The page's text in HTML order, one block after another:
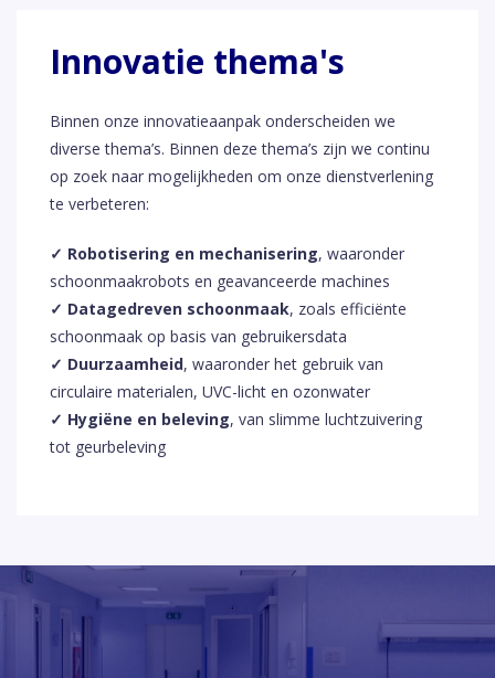
Innovatie thema's
Binnen onze innovatieaanpak onderscheiden we
diverse thema’s. Binnen deze thema’s zijn we continu
op zoek naar mogelijkheden om onze dienstverlening
te verbeteren:
✓ Robotisering en mechanisering, waaronder
schoonmaakrobots en geavanceerde machines
✓ Datagedreven schoonmaak, zoals efficiënte
schoonmaak op basis van gebruikersdata
✓ Duurzaamheid, waaronder het gebruik van
circulaire materialen, UVC-licht en ozonwater
✓ Hygiëne en beleving, van slimme luchtzuivering
tot geurbeleving